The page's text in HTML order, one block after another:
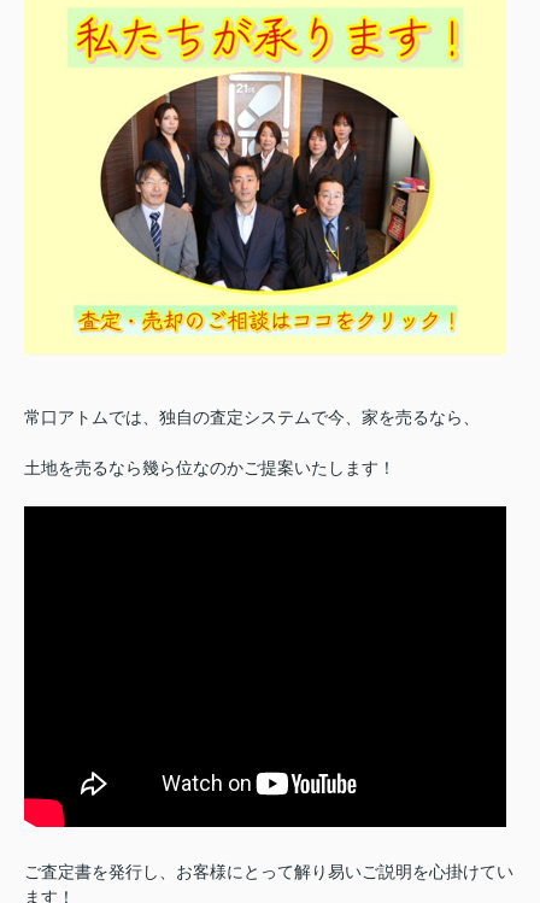
常口アトムでは、独自の査定システムで今、家を売るなら、
土地を売るなら幾ら位なのかご提案いたします！
ご査定書を発行し、お客様にとって解り易いご説明を心掛けてい
ます！